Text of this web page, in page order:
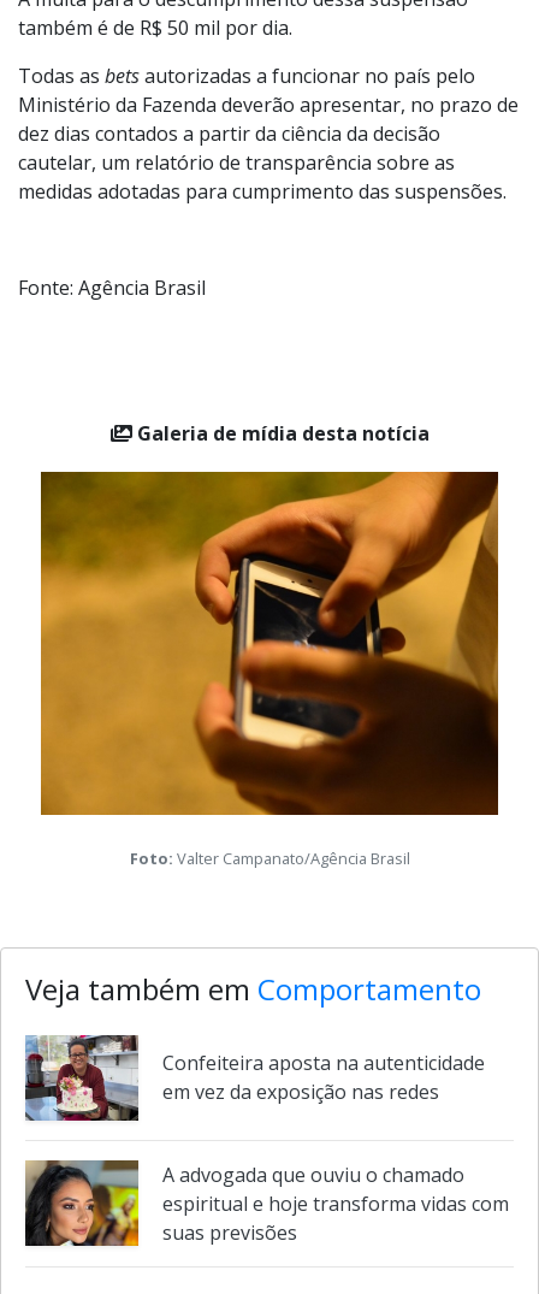
A multa para o descumprimento dessa suspensão
também é de R$ 50 mil por dia.
Todas asbetsautorizadas a funcionar no país pelo
Ministério da Fazenda deverão apresentar, no prazo de
dez dias contados a partir da ciência da decisão
cautelar, um relatório de transparência sobre as
Galeria de mídia desta notícia
Confeiteira aposta na autenticidade
A advogada que ouviu o chamado
espiritual e hoje transforma vidas com
suas previsões